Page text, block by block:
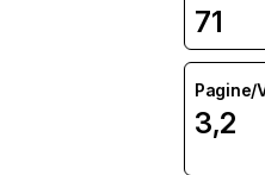
71
Pagine/
3,2